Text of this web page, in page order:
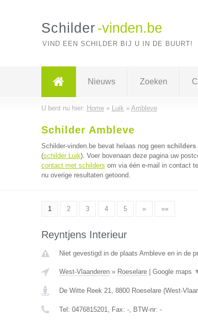
Schilder -vinden.be
VIND EEN SCHILDER BIJ U IN DE BUURT!
Nieuws Zoeken
U bent nu hier: Home» Luik » Ambleve
Schilder Ambleve
Schilder-vinden.be bevat helaas nog geen schilders
(schilder Luik). Voer bovenaan deze pagina uw
contact met schilders om via één e-mail in contact
nu overige resultaten getoond.
1 2 3 4 5 » »»
Reyntjens Interieur
Niet gevestigd in de plaats Ambleve en in de
West-Vlaanderen» Roeselare| Google maps
De Witte Reek 21, 8800 Roeselare(West-
Tel: 0476815201, Fax: -, BTW-nr: -